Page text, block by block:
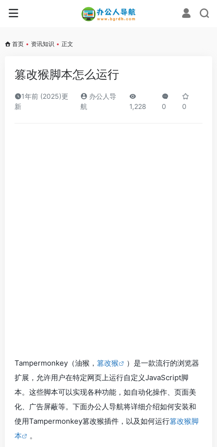
首页 • 资讯知识 • 正文
篡改猴脚本怎么运行
1年前 (2025)更
新
办公人导
航
1,228 0 0
Tampermonkey（油猴， 篡改猴
）是一款流行的浏览器
扩展，允许用户在特定网页上运行自定义JavaScript脚
本。这些脚本可以实现各种功能，如自动化操作、页面美
化、广告屏蔽等。下面办公人导航将详细介绍如何安装和
使用Tampermonkey篡改猴插件，以及如何运行篡改猴脚
本
。